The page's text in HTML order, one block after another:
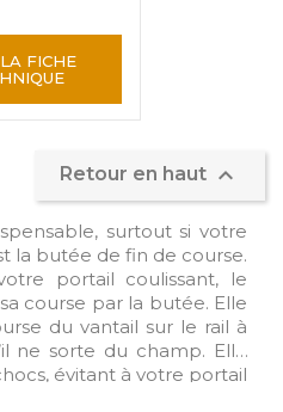
FICHE
Retour en haut 
surtout si votre
la butée de fin de course.
portail coulissant, le
course par la butée. Elle
du vantail sur le rail à
ne sorte du champ. Elle
évitant à votre portail
Nous proposons